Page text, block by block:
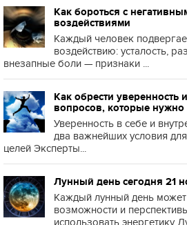
Как бороться с
воздействиями
Каждый человек
воздействию: усталость,
внезапные боли — признаки ...
Как обрести уверенность
вопросов, которые нужно
Уверенность в себе и
два важнейших условия
целей Эксперты...
Лунный день сегодня 21
Каждый лунный день
возможности и
использовать энергетику